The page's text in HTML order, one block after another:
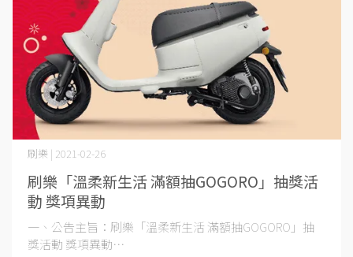
刷樂「溫柔新生活 滿額抽GOGORO」抽獎活
動 獎項異動
刷樂 | 2021-02-26
一、公告主旨：刷樂「溫柔新生活 滿額抽GOGORO」抽
獎活動 獎項異動⋯